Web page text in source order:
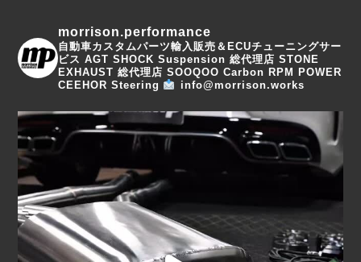
morrison.performance
自動車カスタムパーツ輸入販売＆ECUチューニングサー
ビス AGT SHOCK Suspension 総代理店 STONE
EXHAUST 総代理店 SOOQOO Carbon RPM POWER
CEEHOR Steering
info@morrison.works